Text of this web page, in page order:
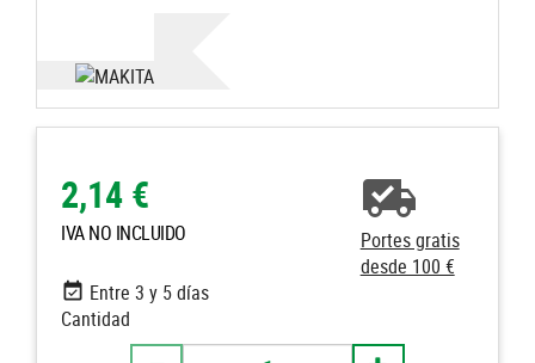
2,14 €
IVA NO INCLUIDO
Portes gratis
desde 100 €
Entre 3 y 5 días
Cantidad